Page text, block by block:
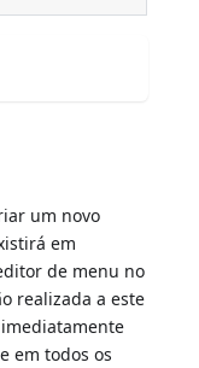
um novo
em
de menu no
realizada a este
em todos os